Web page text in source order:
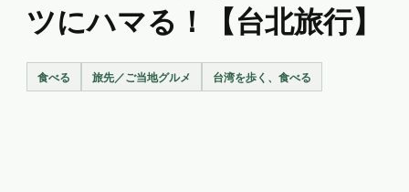
ツにハマる！【台北旅行】
食べる 旅先／ご当地グルメ 台湾を歩く、食べる